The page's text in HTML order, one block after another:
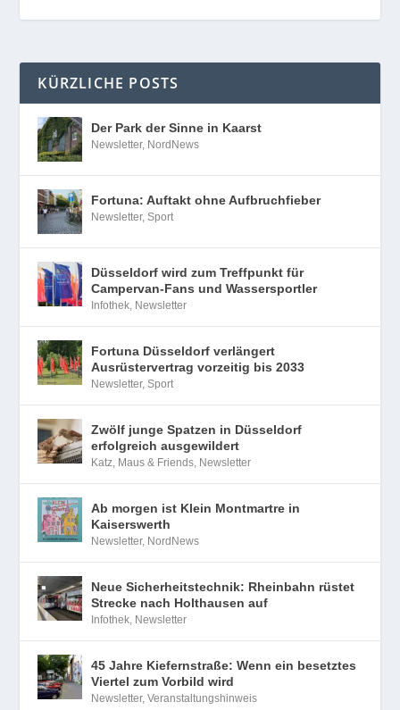
KÜRZLICHE POSTS
Der Park der Sinne in Kaarst
Newsletter, NordNews
Fortuna: Auftakt ohne Aufbruchfieber
Newsletter,Sport
Düsseldorf wird zum Treffpunkt für
Campervan-Fans und Wassersportler
Infothek Newsletter
Fortuna Düsseldorf verlängert
Ausrüstervertrag vorzeitig bis 2033
Newsletter,Sport
Zwölf junge Spatzen in Düsseldorf
erfolgreich ausgewildert
Katz, Maus & Friends Newsletter
Ab morgen ist Klein Montmartre in
Kaiserswerth
Newsletter, NordNews
Neue Sicherheitstechnik: Rheinbahn rüstet
Strecke nach Holthausen auf
Infothek Newsletter
45 Jahre Kiefernstraße: Wenn ein besetztes
Viertel zum Vorbild wird
Newsletter,Veranstaltungshinweis